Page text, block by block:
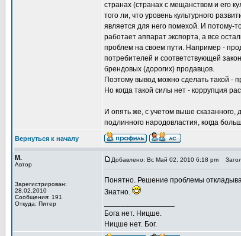
странах (странах с мещанством и его
того ли, что уровень культурного
является для него помехой. И потому-
работает аппарат экспорта, а все
проблем на своем пути. Например -
потребителей и соответствующей
брендовых (дорогих) продавцов.
Поэтому вывод можно сделать такой -
Но когда такой силы нет - коррупция
И опять же, с учетом выше
подлинного народовластия, когда
Вернуться к началу
М.
Автор
Зарегистрирован:
28.02.2010
Сообщения: 191
Откуда: Питер
Добавлено: Вс Май 02, 2010 6:18 pm
Понятно. Решение проблемы
Знатно.
Бога нет. Ницше.
Ницше нет. Бог.